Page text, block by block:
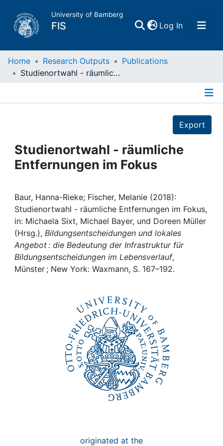
University of Bamberg
FIS Log In(current)
Home
Projects
People
Institutions
Awards
My FIS
Help
Home Research Outputs
Publications
Studienortwahl - räumliche Entfernungen im Fokus
Export
Studienortwahl - räumliche
Entfernungen im Fokus
Baur, Hanna-Rieke; Fischer, Melanie (2018):
Studienortwahl - räumliche Entfernungen im Fokus,
in: Michaela Sixt, Michael Bayer, und Doreen Müller
(Hrsg.), Bildungsentscheidungen und lokales
Angebot : die Bedeutung der Infrastruktur für
Bildungsentscheidungen im Lebensverlauf,
Münster ; New York: Waxmann, S. 167–192.
originated at the